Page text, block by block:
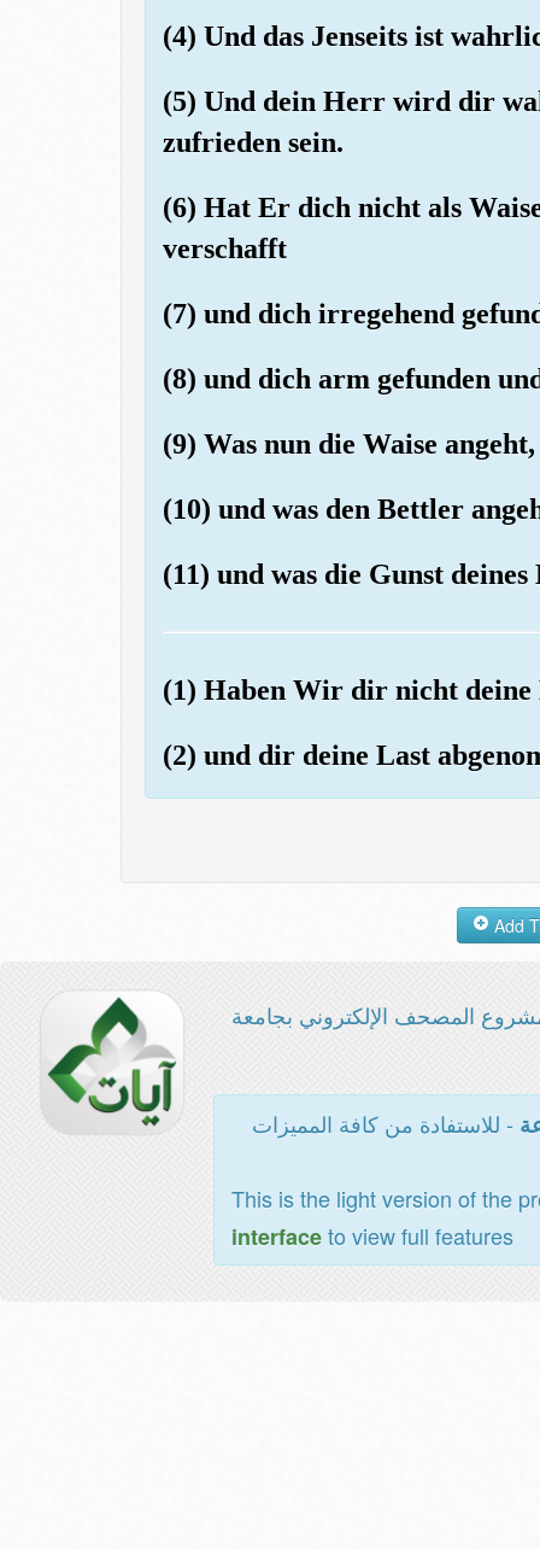
(4) Und das Jenseits ist
(5) Und dein Herr wird dir
zufrieden sein.
(6) Hat Er dich nicht als
verschafft
(7) und dich irregehend
(8) und dich arm gefunden
(9) Was nun die Waise
(10) und was den Bettler
(11) und was die Gunst
(1) Haben Wir dir nicht deine
(2) und dir deine Last
المصحف الإلكتروني بجامعة
- للاستفادة من كافة المميزات
This is the light version of the
interfaceto view full features